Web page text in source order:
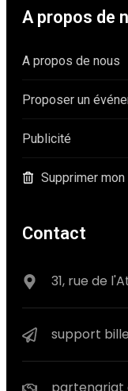
A propos de
A propos de nous
Proposer un
Publicité
Supprimer
Contact
31, rue de
support